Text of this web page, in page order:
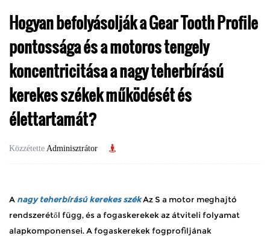
Hogyan befolyásolják a Gear Tooth Profile
pontossága és a motoros tengely
koncentricitása a nagy teherbírású
kerekes székek működését és
élettartamát?
Közzétette Adminisztrátor
A nagy teherbírású kerekes székAz S a motor meghajtó
rendszerétől függ, és a fogaskerekek az átviteli folyamat
alapkomponensei. A fogaskerekek fogprofiljának